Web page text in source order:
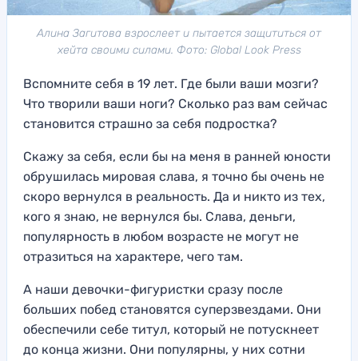
Алина Загитова взрослеет и пытается защититься от
хейта своими силами. Фото: Global Look Press
Вспомните себя в 19 лет. Где были ваши мозги?
Что творили ваши ноги? Сколько раз вам сейчас
становится страшно за себя подростка?
Скажу за себя, если бы на меня в ранней юности
обрушилась мировая слава, я точно бы очень не
скоро вернулся в реальность. Да и никто из тех,
кого я знаю, не вернулся бы. Слава, деньги,
популярность в любом возрасте не могут не
отразиться на характере, чего там.
А наши девочки-фигуристки сразу после
больших побед становятся суперзвездами. Они
обеспечили себе титул, который не потускнеет
до конца жизни. Они популярны, у них сотни